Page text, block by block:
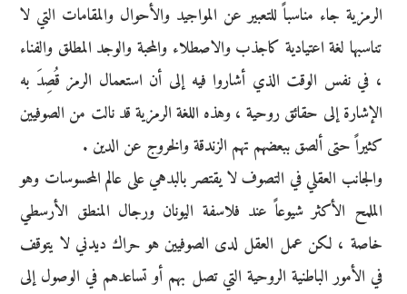
الرمزية جاء مناسباً للتعبير عن المواجيد والأحوال والمقامات التي لا
تناسبها لغة اعتيادية كاجذب والاصطلاء والمحبة والوجد المطلق والفناء
، في نفس الوقت الذي أشاروا فيه إلى أن استعمال الرمز قُصِدَ به
الإشارة إلى حقائق روحية ، وهذه اللغة الرمزية قد نالت من الصوفيين
كثيراً حتى ألصق ببعضهم تهم الزندقة والخروج عن الدين .
والجانب العقلي في التصوف لا يقتصر بالبدهي على عالم المحسوسات وهو
الملمح الأكثر شيوعاً عند فلاسفة اليونان ورجال المنطق الأرسطي
خاصة ، لكن عمل العقل لدى الصوفيين هو حراك ديدني لا يتوقف
في الأمور الباطنية الروحية التي تصل بهم أو تساعدهم في الوصول إلى